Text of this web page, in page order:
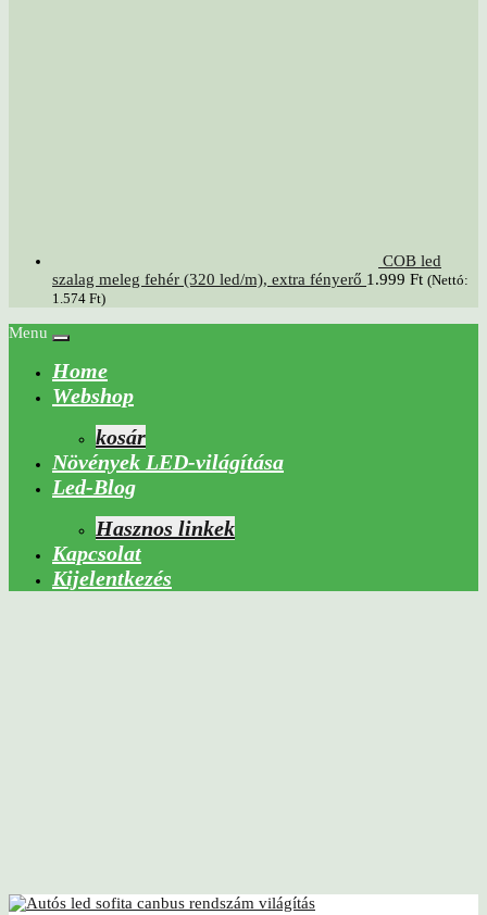
COB led
szalag meleg fehér (320 led/m), extra fényerő 1.999 Ft (Nettó:
1.574 Ft)
Menu
Home
Webshop
kosár
Növények LED-világítása
Led-Blog
Hasznos linkek
Kapcsolat
Kijelentkezés